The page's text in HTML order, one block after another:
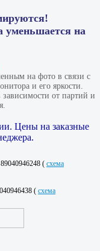
уменьшается на
на фото в связи с
и его яркости.
от партий и
Цены на заказные
( схема
( схема